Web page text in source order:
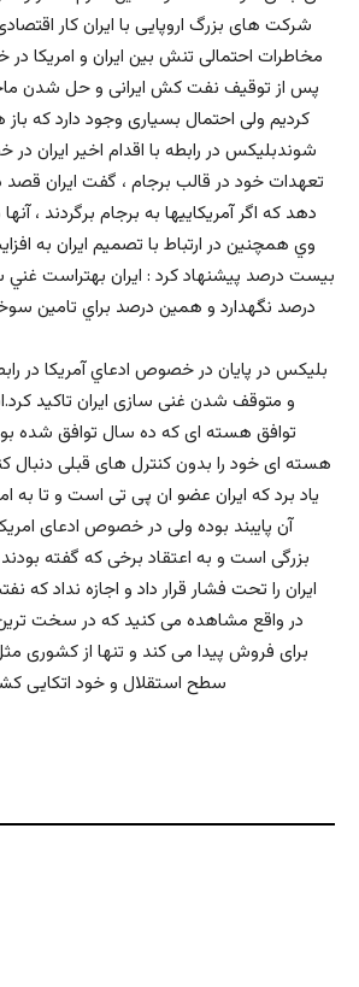
شركت هاى بزرگ اروپايى با ايران كار
مخاطرات احتمالى تنش بين ايران و امريكا
پس از توقيف نفت كش ايرانى و حل شدن
كرديم ولى احتمال بسيارى وجود دارد كه باز
شوندبليكس در رابطه با اقدام اخير
تعهدات خود در قالب برجام ، گفت ايران قصد
دهد كه اگر آمريكاييها به برجام برگردند ،
وي همچنين در ارتباط با تصميم ايران به
بيست درصد پيشنهاد كرد : ايران بهتراست
درصد نگهدارد و همين درصد براي تامين
و متوقف شدن غنى سازى ايران تاكيد
توافق هسته اى كه ده سال توافق شده
هسته اى خود را بدون كنترل هاى قبلى دنبال
ياد برد كه ايران عضو ان پى تى است و تا به
آن پايبند بوده ولى در خصوص ادعاى
بزرگى است و به اعتقاد برخى كه گفته
ايران را تحت فشار قرار داد و اجازه نداد كه
در واقع مشاهده مى كنيد كه در سخت ترين
براى فروش پيدا مى كند و تنها از كشورى
سطح استقلال و خود اتكايى